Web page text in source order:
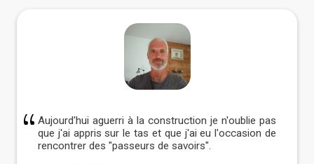
Aujourd'hui aguerri à la construction je n'oublie pas
que j'ai appris sur le tas et que j'ai eu l'occasion de
rencontrer des "passeurs de savoirs".